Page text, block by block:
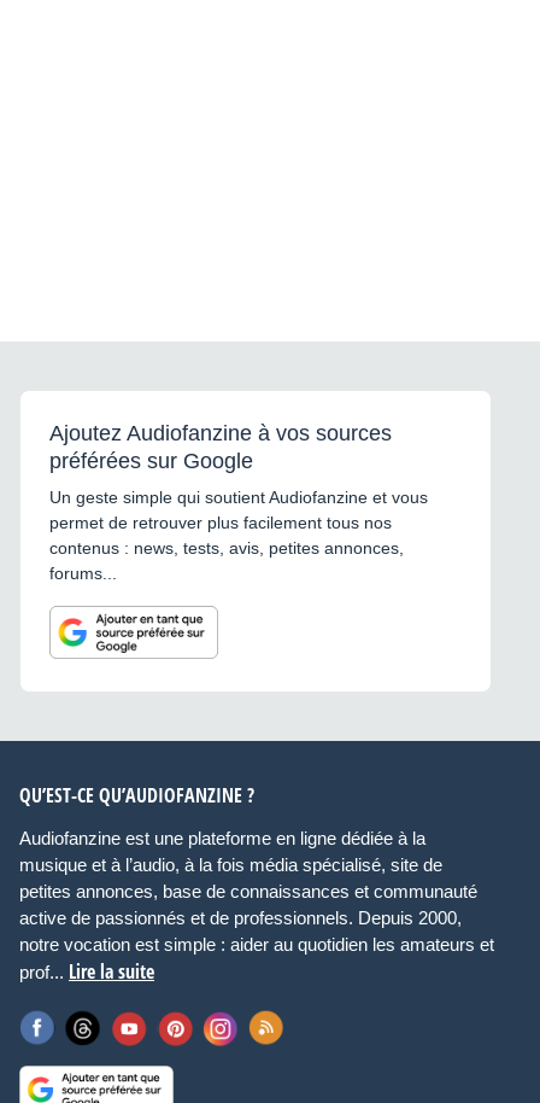
Ajoutez Audiofanzine à vos sources
préférées sur Google
Un geste simple qui soutient Audiofanzine et vous
permet de retrouver plus facilement tous nos
contenus : news, tests, avis, petites annonces,
forums...
QU’EST-CE QU’AUDIOFANZINE ?
Audiofanzine est une plateforme en ligne dédiée à la
musique et à l’audio, à la fois média spécialisé, site de
petites annonces, base de connaissances et communauté
active de passionnés et de professionnels. Depuis 2000,
notre vocation est simple : aider au quotidien les amateurs et
prof... Lire la suite